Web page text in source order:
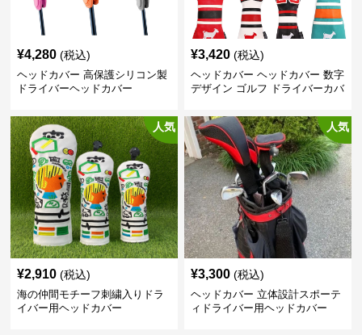
¥4,280 (税込)
ヘッドカバー 高保護シリコン製
ドライバーヘッドカバー
¥3,420 (税込)
ヘッドカバー ヘッドカバー 数字
デザイン ゴルフ ドライバーカバ
人気
¥2,910 (税込)
海の仲間モチーフ刺繍入りドラ
イバー用ヘッドカバー
人気
¥3,300 (税込)
ヘッドカバー 立体設計スポーテ
ィドライバー用ヘッドカバー